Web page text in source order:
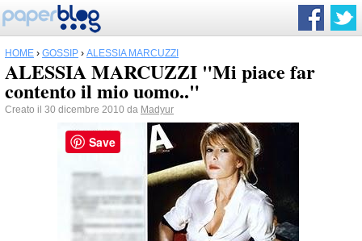
HOME › GOSSIP › ALESSIA MARCUZZI
ALESSIA MARCUZZI "Mi piace far
contento il mio uomo.."
Creato il 30 dicembre 2010 da Madyur
Save